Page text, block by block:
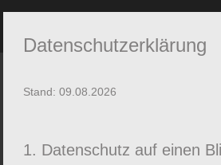
Taxi-Zentrale Harsefeld &
Datenschutzerklärung
Stand: 09.08.2026
1. Datenschutz auf einen